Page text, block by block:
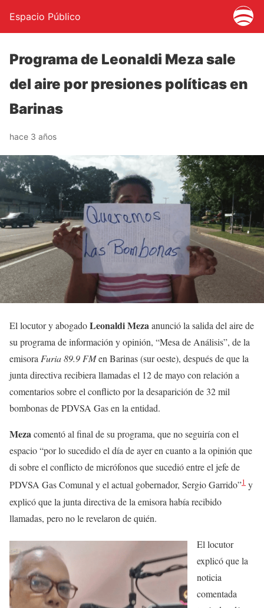
Espacio Público
Programa de Leonaldi Meza sale
del aire por presiones políticas en
Barinas
hace 3 años
El locutor y abogadoLeonaldi Mezaanunció la salida del aire de
su programa de información y opinión, “Mesa de Análisis”, de la
emisoraFuria 89.9 FMen Barinas (sur oeste), después de que la
junta directiva recibiera llamadas el 12 de mayo con relación a
comentarios sobre el conflicto por la desaparición de 32 mil
bombonas de PDVSA Gas en la entidad.
Mezacomentó al final de su programa, que no seguiría con el
espacio “por lo sucedido el día de ayer en cuanto a la opinión que
di sobre el conflicto de micrófonos que sucedió entre el jefe de
PDVSA Gas Comunal y el actual gobernador, Sergio Garrido”1 y
explicó que la junta directiva de la emisora había recibido
llamadas, pero no le revelaron de quién.
El locutor
explicó que la
noticia
comentada